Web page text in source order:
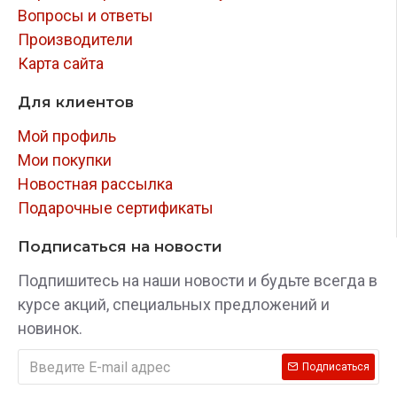
замка производится только в определенном
положении рычага переключения передач.
Вопросы и ответы
Производители
Карта сайта
Для клиентов
Мой профиль
Мои покупки
Новостная рассылка
Подарочные сертификаты
Подписаться на новости
Подпишитесь на наши новости и будьте всегда в
курсе акций, специальных предложений и
новинок.
Подписаться